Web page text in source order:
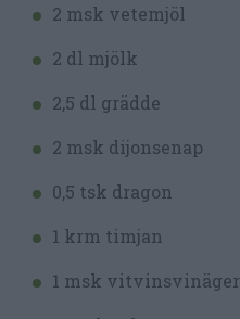
2 msk vetemjöl
2 dl mjölk
2,5 dl grädde
2 msk dijonsenap
0,5 tsk dragon
1 krm timjan
1 msk vitvinsvinäger